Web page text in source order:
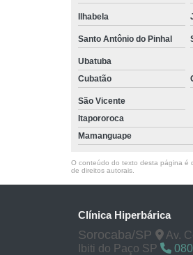
Ilhabela
Santo Antônio do Pinhal
Ubatuba
Cubatão
São Vicente
Itapororoca
Mamanguape
O conteúdo do texto desta página é
de direitos autorais
Clínica Hiperbárica
Sorocaba/SP
Av.
Ibiti do Paço SP